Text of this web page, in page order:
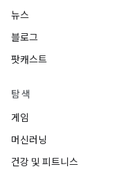
뉴스
블로그
팟캐스트
탐색
게임
머신러닝
건강 및 피트니스